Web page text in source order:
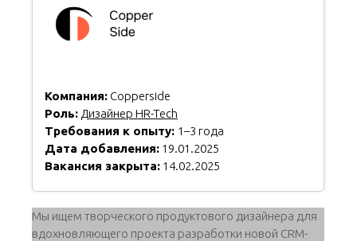
Компания: Copperside
Роль: Дизайнер HR-Tech
Требования к опыту: 1–3 года
Дата добавления: 19.01.2025
Вакансия закрыта: 14.02.2025
Мы ищем творческого продуктового дизайнера для
вдохновляющего проекта разработки новой CRM-